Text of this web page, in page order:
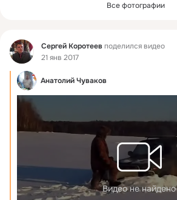
Все фотографии
Фид Сергей Коротеев поделился видео
21 янв 2017
Анатолий Чуваков
Видео не найдено